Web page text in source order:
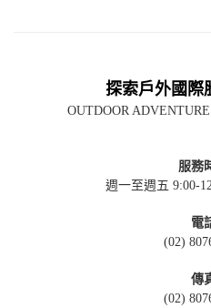
探索戶外國際
OUTDOOR
服務
週一至週五 9:00-
電
(02)
傳
(02)